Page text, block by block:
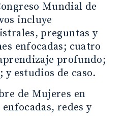
Mundial de
incluye
preguntas y
enfocadas; cuatro
profundo;
estudios de caso.
de Mujeres en
redes y